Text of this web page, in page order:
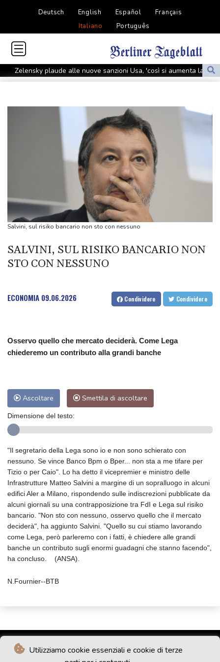
Utilizziamo cookie essenziali e cookie di terze
Deutsch English Español
Français
Italiano
Português
Zelensky plaude alle nuove sanzioni Usa, 'così si aumenta la
pressione su Mosca'
pressione su Mosca'
Ue, 'Meta e TikTok rafforzino monitoraggio e verifica dei fatti su
Ue, 'Meta e TikTok rafforzino monitoraggio e verifica dei fatti su
Colombia, proteste dell'opposizione contro l'insediamento di De
Colombia, proteste dell'opposizione contro l'insediamento di De
la Espriella
Madrid, 'controlli alle frontiere per l'Italia in ritorsione'
Montreal, Griekspoor elimina Arnaldi
Salvini, sul risiko bancario non sto con nessuno
SALVINI, SUL RISIKO BANCARIO NON
STO CON NESSUNO
ECONOMIA 09.06.2026 Condividere Condividere
Osservo quello che mercato deciderà. Come Lega
chiederemo un contributo alla grandi banche
Ascoltare Smettila di ascoltare
Dimensione del testo:
"Il segretario della Lega sono io e non sono schierato con
nessuno. Se vince Banco Bpm o Bper... non sta a me tifare per
Tizio o per Caio". Lo ha detto il vicepremier e ministro delle
Infrastrutture Matteo Salvini a margine di un sopralluogo in alcuni
edifici Aler a Milano, rispondendo sulle indiscrezioni pubblicate da
alcuni giornali su una contrapposizione tra FdI e Lega sul risiko
bancario. "Non sto con nessuno, osservo quello che il mercato
deciderà", ha aggiunto Salvini. "Quello su cui stiamo lavorando
come Lega, però parleremo con i fatti, è chiedere alle grandi
banche un contributo sugli enormi guadagni che stanno facendo",
ha concluso. (ANSA).
N.Fournier--BTB